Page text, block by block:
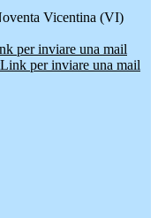
Vicentina (VI)
per inviare una mail
Link per inviare una mail